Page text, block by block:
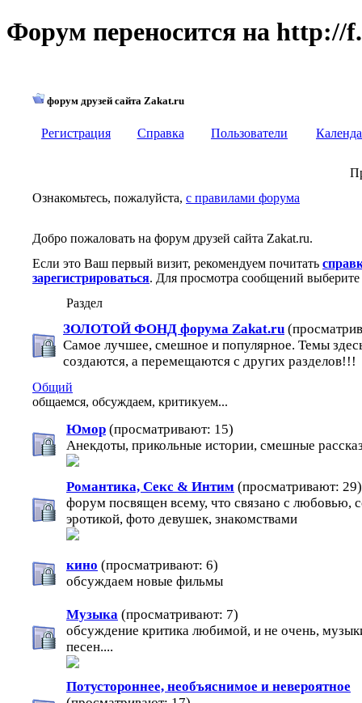
Форум переносится на http://
форум друзей сайта Zakat.ru
Регистрация Справка Пользователи
Ознакомьтесь, пожалуйста, с правилами форума
Добро пожаловать на форум друзей сайта Zakat.ru.
Если это Ваш первый визит, рекомендуем почитать
зарегистрироваться. Для просмотра сообщений выберите
Раздел
ЗОЛОТОЙ ФОНД форума Zakat.ru
Самое лучшее, смешное и популярное. Темы
создаются, а перемещаются с других разделов!!!
Общий
общаемся, обсуждаем, критикуем...
Юмор (просматривают: 15)
Анекдоты, прикольные истории, смешные
Романтика, Секс & Интим (просматривают: 29)
форум посвящен всему, что связано с любовью,
эротикой, фото девушек, знакомствами
кино (просматривают: 6)
обсуждаем новые фильмы
Музыка (просматривают: 7)
обсуждение критика любимой, и не очень,
песен....
Потустороннее, необъяснимое и невероятное